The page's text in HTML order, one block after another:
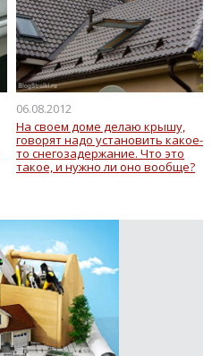
06.08.2012
На своем доме делаю крышу,
говорят надо установить какое-
то снегозадержание. Что это
такое, и нужно ли оно вообще?